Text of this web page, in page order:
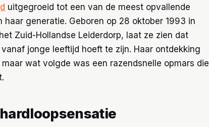
uitgegroeid tot een van de meest opvallende
generatie. Geboren op 28 oktober 1993 in
Zuid-Hollandse Leiderdorp, laat ze zien dat
jonge leeftijd hoeft te zijn. Haar ontdekking
wat volgde was een razendsnelle opmars die